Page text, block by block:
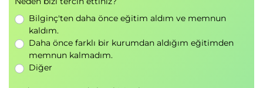
Bilginç'ten daha önce eğitim aldım ve memnun
kaldım.
Daha önce farklı bir kurumdan aldığım eğitimden
memnun kalmadım.
Diğer